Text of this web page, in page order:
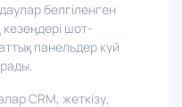
арасында
белгіленген
шот-
панельдер күй